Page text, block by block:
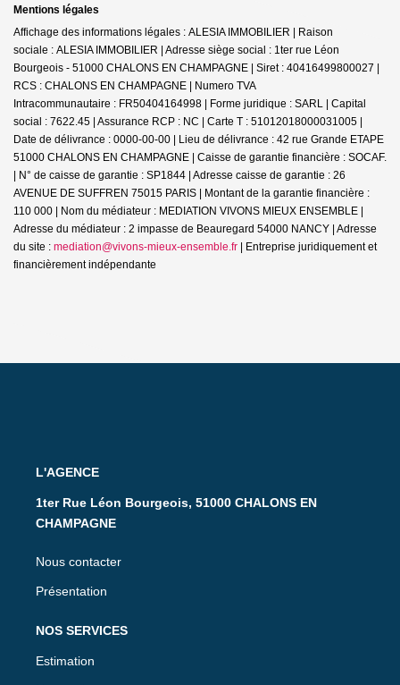
Mentions légales
Affichage des informations légales : ALESIA IMMOBILIER | Raison
sociale : ALESIA IMMOBILIER | Adresse siège social : 1ter rue Léon
Bourgeois - 51000 CHALONS EN CHAMPAGNE | Siret : 40416499800027 |
RCS : CHALONS EN CHAMPAGNE | Numero TVA
Intracommunautaire : FR50404164998 | Forme juridique : SARL | Capital
social : 7622.45 | Assurance RCP : NC | Carte T : 51012018000031005 |
Date de délivrance : 0000-00-00 | Lieu de délivrance : 42 rue Grande ETAPE
51000 CHALONS EN CHAMPAGNE | Caisse de garantie financière : SOCAF.
| N° de caisse de garantie : SP1844 | Adresse caisse de garantie : 26
AVENUE DE SUFFREN 75015 PARIS | Montant de la garantie financière :
110 000 | Nom du médiateur : MEDIATION VIVONS MIEUX ENSEMBLE |
Adresse du médiateur : 2 impasse de Beauregard 54000 NANCY | Adresse
du site : mediation@vivons-mieux-ensemble.fr | Entreprise juridiquement et
financièrement indépendante
L'AGENCE
1ter Rue Léon Bourgeois, 51000 CHALONS EN
CHAMPAGNE
Nous contacter
Présentation
NOS SERVICES
Estimation